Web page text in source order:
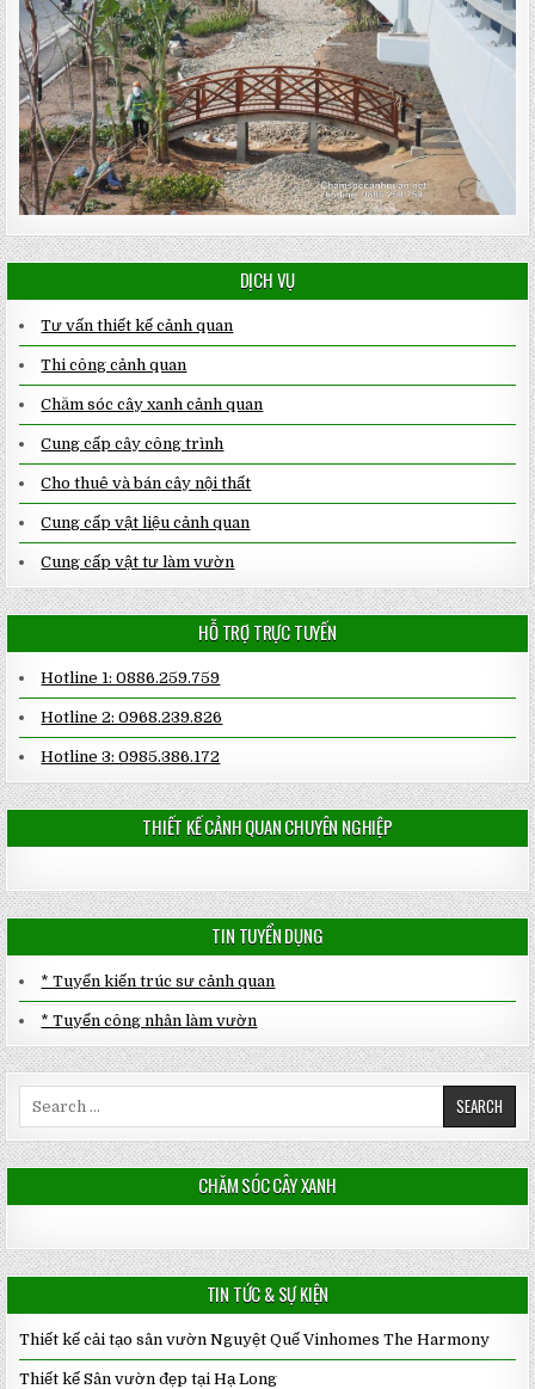
DỊCH VỤ
Tư vấn thiết kế cảnh quan
Thi công cảnh quan
Chăm sóc cây xanh cảnh quan
Cung cấp cây công trình
Cho thuê và bán cây nội thất
Cung cấp vật liệu cảnh quan
Cung cấp vật tư làm vườn
HỖ TRỢ TRỰC TUYẾN
Hotline 1: 0886.259.759
Hotline 2: 0968.239.826
Hotline 3: 0985.386.172
THIẾT KẾ CẢNH QUAN CHUYÊN NGHIỆP
TIN TUYỂN DỤNG
* Tuyển kiến trúc sư cảnh quan
* Tuyển công nhân làm vườn
CHĂM SÓC CÂY XANH
TIN TỨC & SỰ KIỆN
Thiết kế cải tạo sân vườn Nguyệt Quế Vinhomes The Harmony
Thiết kế Sân vườn đẹp tại Hạ Long